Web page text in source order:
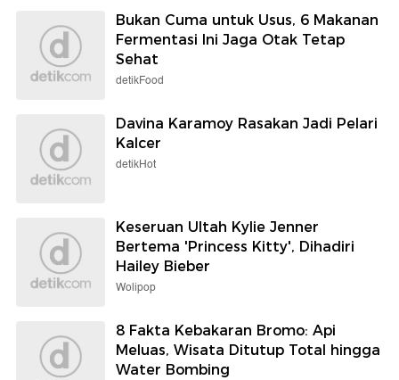
Bukan Cuma untuk Usus, 6 Makanan
Fermentasi Ini Jaga Otak Tetap
Sehat
detikFood
Davina Karamoy Rasakan Jadi Pelari
Kalcer
detikHot
Keseruan Ultah Kylie Jenner
Bertema 'Princess Kitty', Dihadiri
Hailey Bieber
Wolipop
8 Fakta Kebakaran Bromo: Api
Meluas, Wisata Ditutup Total hingga
Water Bombing